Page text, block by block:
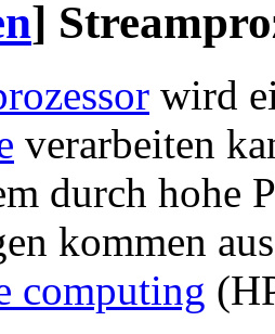
]
wird
verarbeiten
durch hohe
kommen
computing